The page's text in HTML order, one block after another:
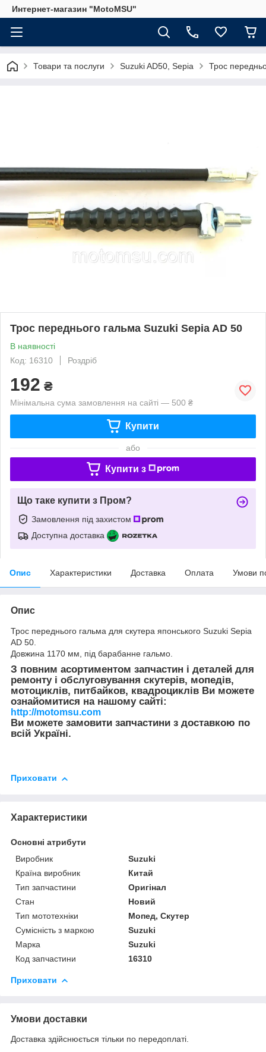
Интернет-магазин "MotoMSU"
Товари та послуги Suzuki AD50, Sepia Трос
Трос переднього гальма Suzuki Sepia AD 50
В наявності
Код: 16310
Роздріб
192 ₴
Мінімальна сума замовлення на сайті — 500 ₴
Купити
або
Купити з
Що таке купити з Пром?
Замовлення під захистом
Доступна доставка
Опис Характеристики Доставка Оплата Умови
Опис
Трос переднього гальма для скутера японського Suzuki Sepia
AD 50.
Довжина 1170 мм, під барабанне гальмо.
З повним асортиментом запчастин і деталей для
ремонту і обслуговування скутерів, мопедів,
мотоциклів, питбайков, квадроциклів Ви можете
ознайомитися на нашому сайті:
http://motomsu.com
Ви можете замовити запчастини з доставкою по
всій Україні.
Приховати
Характеристики
Основні атрибути
Виробник
Suzuki
Країна виробник
Китай
Тип запчастини
Оригінал
Стан
Новий
Тип мототехніки
Мопед, Скутер
Сумісність з маркою
Suzuki
Марка
Suzuki
Код запчастини
16310
Приховати
Умови доставки
Доставка здійснюється тільки по передоплаті.